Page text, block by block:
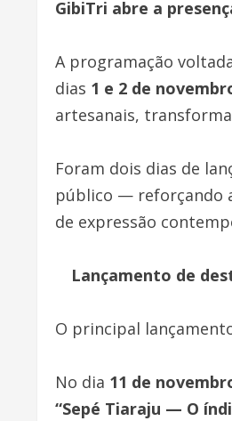
GibiTri abre a
A programação
dias 1 e 2 de
artesanais,
Foram dois dias de
público — reforçando
de expressão
Lançamento de
O principal
No dia 11 de
“Sepé Tiaraju — O